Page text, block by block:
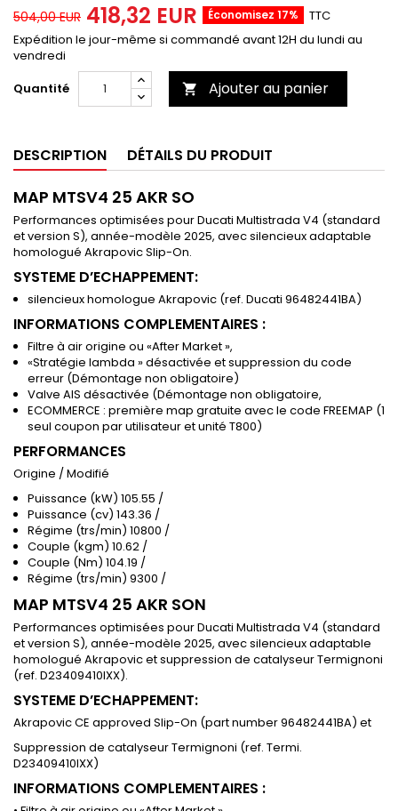
504,00 EUR 418,32 EUR Économisez 17%
TTC
Expédition le jour-même si commandé avant 12H du lundi au
vendredi
Quantité
 Ajouter au panier
DESCRIPTION DÉTAILS DU PRODUIT
MAP MTSV4 25 AKR SO
Performances optimisées pour Ducati Multistrada V4 (standard
et version S), année-modèle 2025, avec silencieux adaptable
homologué Akrapovic Slip-On.
SYSTEME D’ECHAPPEMENT:
silencieux homologue Akrapovic (ref. Ducati 96482441BA)
INFORMATIONS COMPLEMENTAIRES :
Filtre à air origine ou «After Market »,
«Stratégie lambda » désactivée et suppression du code
erreur (Démontage non obligatoire)
Valve AIS désactivée (Démontage non obligatoire,
ECOMMERCE : première map gratuite avec le code FREEMAP (1
seul coupon par utilisateur et unité T800)
PERFORMANCES
Origine / Modifié
Puissance (kW) 105.55 /
Puissance (cv) 143.36 /
Régime (trs/min) 10800 /
Couple (kgm) 10.62 /
Couple (Nm) 104.19 /
Régime (trs/min) 9300 /
MAP MTSV4 25 AKR SON
Performances optimisées pour Ducati Multistrada V4 (standard
et version S), année-modèle 2025, avec silencieux adaptable
homologué Akrapovic et suppression de catalyseur Termignoni
(ref. D23409410IXX).
SYSTEME D’ECHAPPEMENT:
Akrapovic CE approved Slip-On (part number 96482441BA) et
Suppression de catalyseur Termignoni (ref. Termi.
D23409410IXX)
INFORMATIONS COMPLEMENTAIRES :